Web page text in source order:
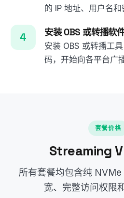
的 IP 地址、用户名和
安装 OBS 或转播软
安装 OBS 或转播工
码，开始向各平台广
套餐价格
Streaming
所有套餐均包含纯
宽、完整访问权限